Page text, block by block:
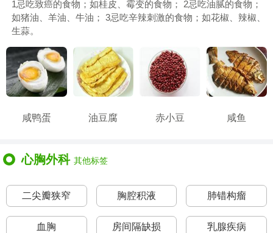
1忌吃致癌的食物；如桂皮、霉变的食物； 2忌吃油腻的食物；
如猪油、羊油、牛油； 3忌吃辛辣刺激的食物；如花椒、辣椒、
生蒜。
咸鸭蛋 油豆腐 赤小豆 咸鱼
心胸外科 其他标签
二尖瓣狭窄 胸腔积液 肺错构瘤
血胸 房间隔缺损 乳腺疾病